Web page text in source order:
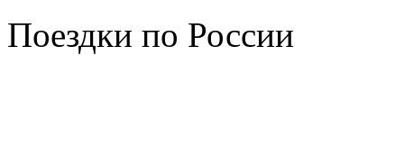
Поездки по России